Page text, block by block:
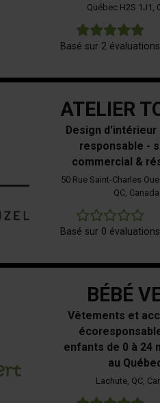
Québec H2S 1J1,
Basé sur 2 évaluations
ATELIER
Design d'intérieur
responsable -
commercial &
50 Rue Saint-Charles
QC, Canada
Basé sur 0 évaluations
BÉBÉ
Vêtements et
enfants de 0 à 24
au
Lachute, QC,